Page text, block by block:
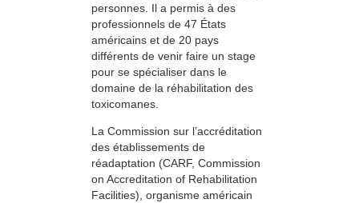
personnes. Il a permis à des
professionnels de 47 États
américains et de 20 pays
différents de venir faire un stage
pour se spécialiser dans le
domaine de la réhabilitation des
toxicomanes.
La Commission sur l’accréditation
des établissements de
réadaptation (CARF, Commission
on Accreditation of Rehabilitation
Facilities), organisme américain